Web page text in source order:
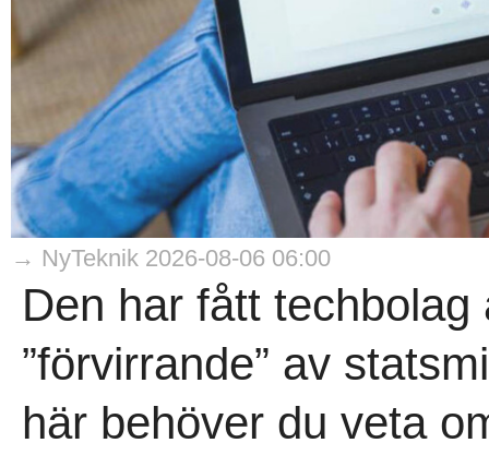
→ NyTeknik 2026-08-06 06:00
Den har fått
”förvirrande” av
här behöver du veta